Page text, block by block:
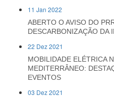
11 Jan 2022
ABERTO O AVISO DO
DESCARBONIZAÇÃO DA
22 Dez 2021
MOBILIDADE ELÉTRICA
MEDITERRÂNEO:
EVENTOS
03 Dez 2021